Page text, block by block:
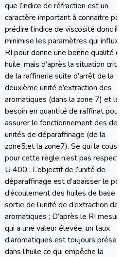
que l’indice de réfraction est un
caractère important à connaitre
prédire l’indice de viscosité donc il
minimise les paramètres qui influx
RI pour donne une bonne qualité
huile, mais d’après la situation
de la raffinerie suite d’arrêt de la
deuxième unité d’extraction des
aromatiques (dans la zone 7) et le
besoin en quantité de raffinat pour
assurer le fonctionnement des
unités de déparaffinage (de la
zone5,et la zone7). Se qui la couse
pour cette règle n’est pas
U 400 : L’objectif de l’unité de
déparaffinage est d’abaisser le
d’écoulement des huiles de base à
sortie de l’unité de d’extraction des
aromatiques ; D’après le RI
qui a une valeur élevée, un taux
d’aromatiques est toujours présent
dans l’huile ce qui empêche la